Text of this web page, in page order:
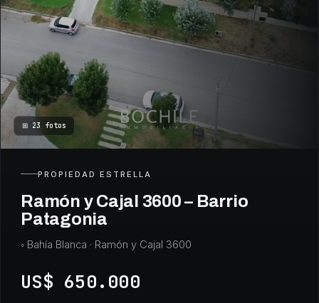
⊞ 23 fotos
PROPIEDAD ESTRELLA
Ramón y Cajal 3600 – Barrio
Patagonia
◦ Bahía Blanca · Ramón y Cajal 3600
US$ 650.000